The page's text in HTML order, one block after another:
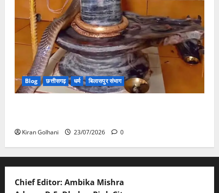
Blog छत्तीसगढ़ धर्म बिलासपुर संभाग
Kiran Golhani 23/07/2026 0
Chief Editor: Ambika Mishra